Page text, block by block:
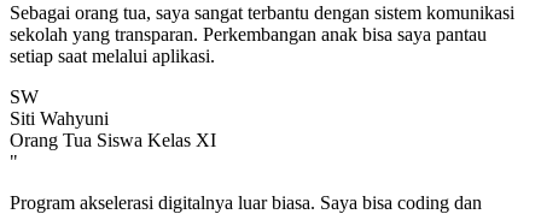
Sebagai orang tua, saya sangat terbantu dengan sistem komunikasi
sekolah yang transparan. Perkembangan anak bisa saya pantau
setiap saat melalui aplikasi.
SW
Siti Wahyuni
Orang Tua Siswa Kelas XI
"
Program akselerasi digitalnya luar biasa. Saya bisa coding dan